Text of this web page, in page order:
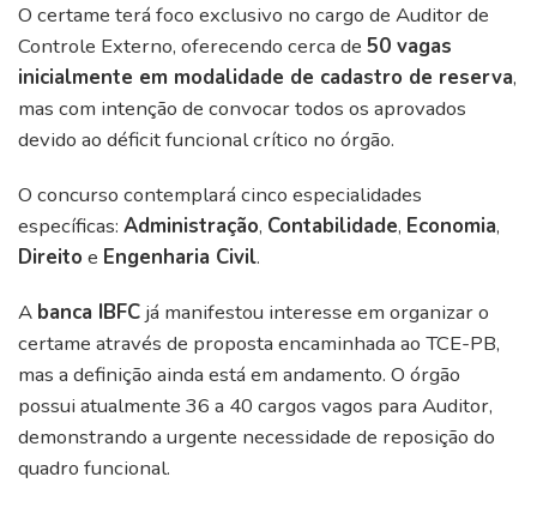
O certame terá foco exclusivo no cargo de Auditor de
Controle Externo, oferecendo cerca de 50 vagas
inicialmente em modalidade de cadastro de reserva,
mas com intenção de convocar todos os aprovados
devido ao déficit funcional crítico no órgão.
O concurso contemplará cinco especialidades
específicas: Administração, Contabilidade, Economia,
Direito e Engenharia Civil.
A banca IBFC já manifestou interesse em organizar o
certame através de proposta encaminhada ao TCE-PB,
mas a definição ainda está em andamento. O órgão
possui atualmente 36 a 40 cargos vagos para Auditor,
demonstrando a urgente necessidade de reposição do
quadro funcional.